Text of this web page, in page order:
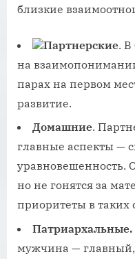
близкие
Партнерские. В
на
парах на первом
развитие.
Домашние.
главные аспекты —
уравновешенность.
но не гонятся за
приоритеты в таких
Патриархальные.
мужчина —